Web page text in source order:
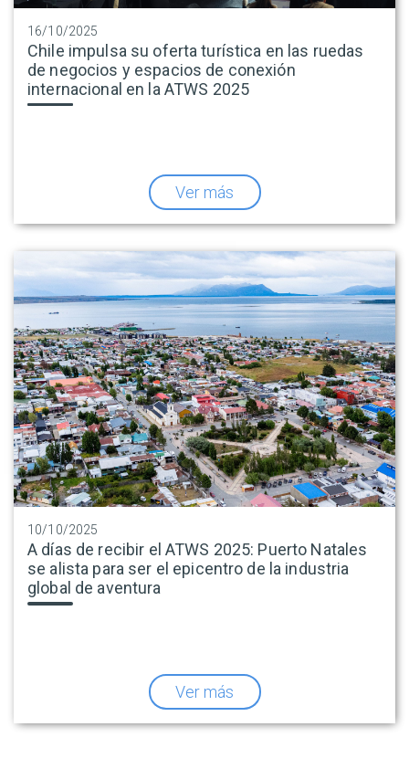
16/10/2025
Chile impulsa su oferta turística en las ruedas
de negocios y espacios de conexión
internacional en la ATWS 2025
Ver más
10/10/2025
A días de recibir el ATWS 2025: Puerto Natales
se alista para ser el epicentro de la industria
global de aventura
Ver más